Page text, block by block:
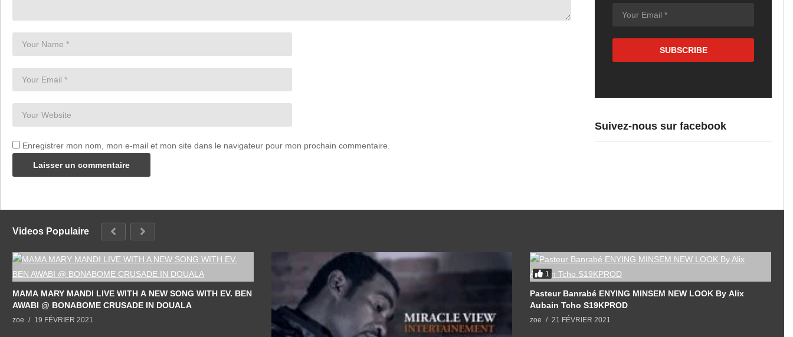
Enregistrer mon nom, mon e-mail et mon site dans le navigateur pour mon prochain commentaire.
Suivez-nous sur facebook
Videos Populaire
MAMA MARY MANDI LIVE WITH A NEW SONG WITH EV. BEN
AWABI @ BONABOME CRUSADE IN DOUALA
zoe 19 FÉVRIER 2021
1
Pasteur Banrabé ENYING MINSEM NEW LOOK By Alix
Aubain Tcho S19KPROD
zoe 21 FÉVRIER 2021